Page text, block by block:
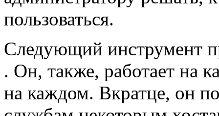
пользоваться.
Следующий инструмент
. Он, также, работает на
на каждом. Вкратце, он